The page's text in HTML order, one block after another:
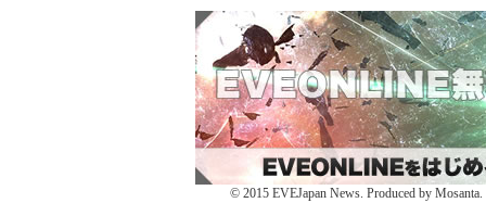
共
(新
し
い
ウ
ィ
ン
ド
ウ
で
開
す)
ン
ド
ウ
で
開
き
ま
す)
共
有
(新
し
い
ウ
ィ
ン
ド
ウ
で
開
き
ま
す)
© 2015 EVEJapan News. Produced by